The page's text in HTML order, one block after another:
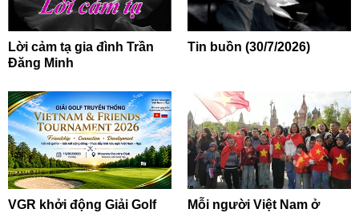
Lời cảm tạ gia đình Trần
Đăng Minh
Tin buồn (30/7/2026)
VGR khởi động Giải Golf
Mỗi người Việt Nam ở